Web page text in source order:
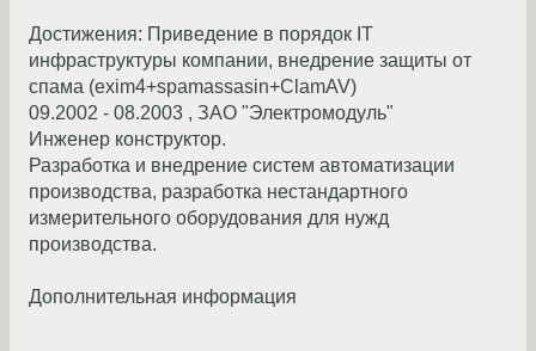
Достижения: Приведение в порядок IT
инфраструктуры компании, внедрение защиты от
спама (exim4+spamassasin+ClamAV)
09.2002 - 08.2003 , ЗАО "Электромодуль"
Инженер конструктор.
Разработка и внедрение систем автоматизации
производства, разработка нестандартного
измерительного оборудования для нужд
производства.
Дополнительная информация